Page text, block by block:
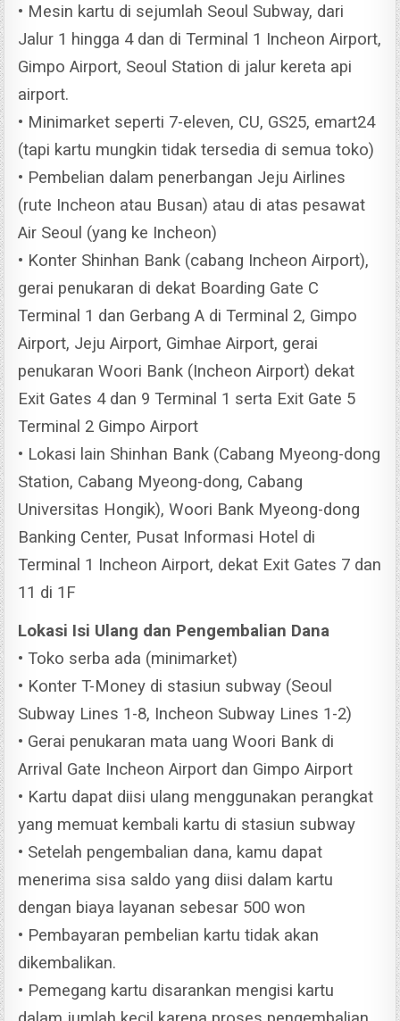
• Mesin kartu di sejumlah Seoul Subway, dari
Jalur 1 hingga 4 dan di Terminal 1 Incheon Airport,
Gimpo Airport, Seoul Station di jalur kereta api
airport.
• Minimarket seperti 7-eleven, CU, GS25, emart24
(tapi kartu mungkin tidak tersedia di semua toko)
• Pembelian dalam penerbangan Jeju Airlines
(rute Incheon atau Busan) atau di atas pesawat
Air Seoul (yang ke Incheon)
• Konter Shinhan Bank (cabang Incheon Airport),
gerai penukaran di dekat Boarding Gate C
Terminal 1 dan Gerbang A di Terminal 2, Gimpo
Airport, Jeju Airport, Gimhae Airport, gerai
penukaran Woori Bank (Incheon Airport) dekat
Exit Gates 4 dan 9 Terminal 1 serta Exit Gate 5
Terminal 2 Gimpo Airport
• Lokasi lain Shinhan Bank (Cabang Myeong-dong
Station, Cabang Myeong-dong, Cabang
Universitas Hongik), Woori Bank Myeong-dong
Banking Center, Pusat Informasi Hotel di
Terminal 1 Incheon Airport, dekat Exit Gates 7 dan
11 di 1F
Lokasi Isi Ulang dan Pengembalian Dana
• Toko serba ada (minimarket)
• Konter T-Money di stasiun subway (Seoul
Subway Lines 1-8, Incheon Subway Lines 1-2)
• Gerai penukaran mata uang Woori Bank di
Arrival Gate Incheon Airport dan Gimpo Airport
• Kartu dapat diisi ulang menggunakan perangkat
yang memuat kembali kartu di stasiun subway
• Setelah pengembalian dana, kamu dapat
menerima sisa saldo yang diisi dalam kartu
dengan biaya layanan sebesar 500 won
• Pembayaran pembelian kartu tidak akan
dikembalikan.
• Pemegang kartu disarankan mengisi kartu